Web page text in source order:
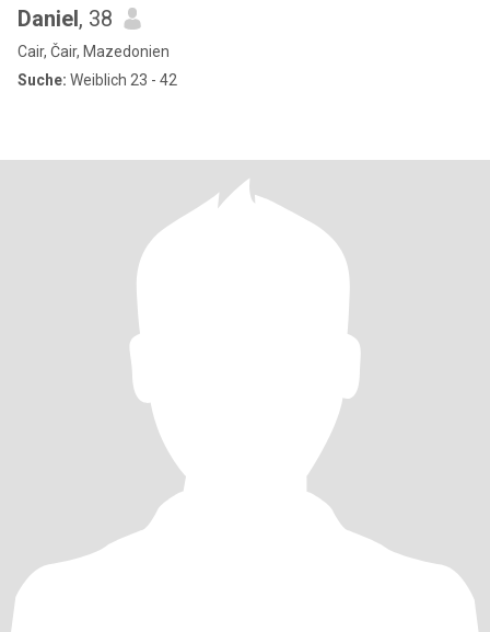
Daniel, 38
Cair, Čair, Mazedonien
Suche: Weiblich 23 - 42